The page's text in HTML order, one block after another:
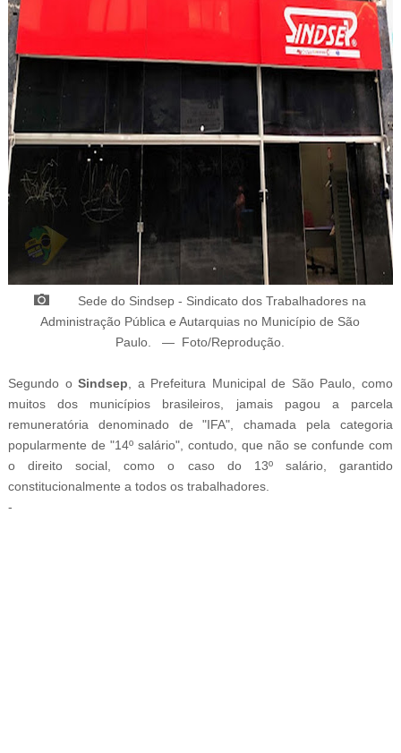
Sede do Sindsep - Sindicato dos Trabalhadores na
Administração Pública e Autarquias no Município de São
Paulo.
— Foto/Reprodução
Segundo oSindsep , a Prefeitura Municipal de São Paulo, como
muitos dos municípios brasileiros, jamais pagou a parcela
remuneratória denominado de "IFA", chamada pela categoria
popularmente de "14º salário", contudo, que não se confunde com
o direito social, como o caso do 13º salário, garantido
constitucionalmente a todos os trabalhadores.
-